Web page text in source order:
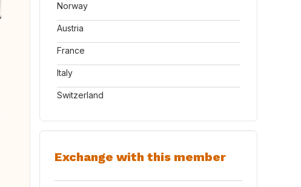
Norway
Austria
France
Italy
Switzerland
Exchange with this member